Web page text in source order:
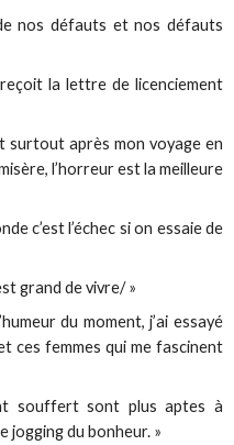
nos défauts et nos défauts
la lettre de licenciement
surtout après mon voyage en
l’horreur est la meilleure
c’est l’échec si on essaie de
grand de vivre/ »
du moment, j’ai essayé
ces femmes qui me fascinent
souffert sont plus aptes à
jogging du bonheur. »